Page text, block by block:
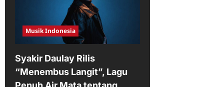
Musik Indonesia
Syakir Daulay Rilis
“Menembus Langit”, Lagu